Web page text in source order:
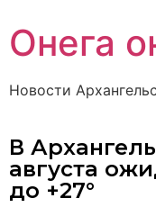
Онега
Новости
В
августа
до +27°